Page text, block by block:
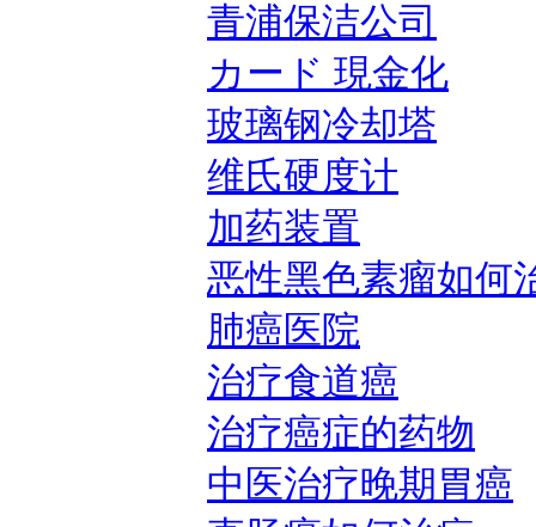
青浦保洁公司
カード 現金化
玻璃钢冷却塔
维氏硬度计
加药装置
恶性黑色素瘤如何
肺癌医院
治疗食道癌
治疗癌症的药物
中医治疗晚期胃癌